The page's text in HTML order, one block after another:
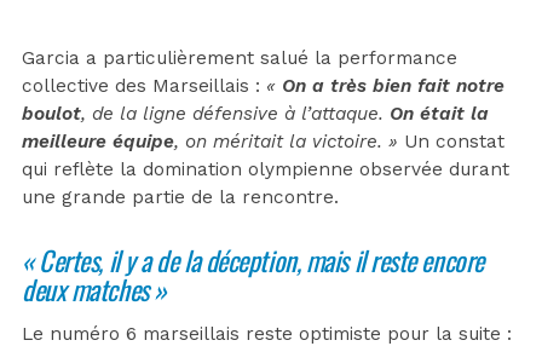
Garcia a particulièrement salué la performance
collective des Marseillais : « On a très bien fait notre
boulot, de la ligne défensive à l’attaque. On était la
meilleure équipe, on méritait la victoire. » Un constat
qui reflète la domination olympienne observée durant
une grande partie de la rencontre.
« Certes, il y a de la déception, mais il reste encore
deux matches »
Le numéro 6 marseillais reste optimiste pour la suite :